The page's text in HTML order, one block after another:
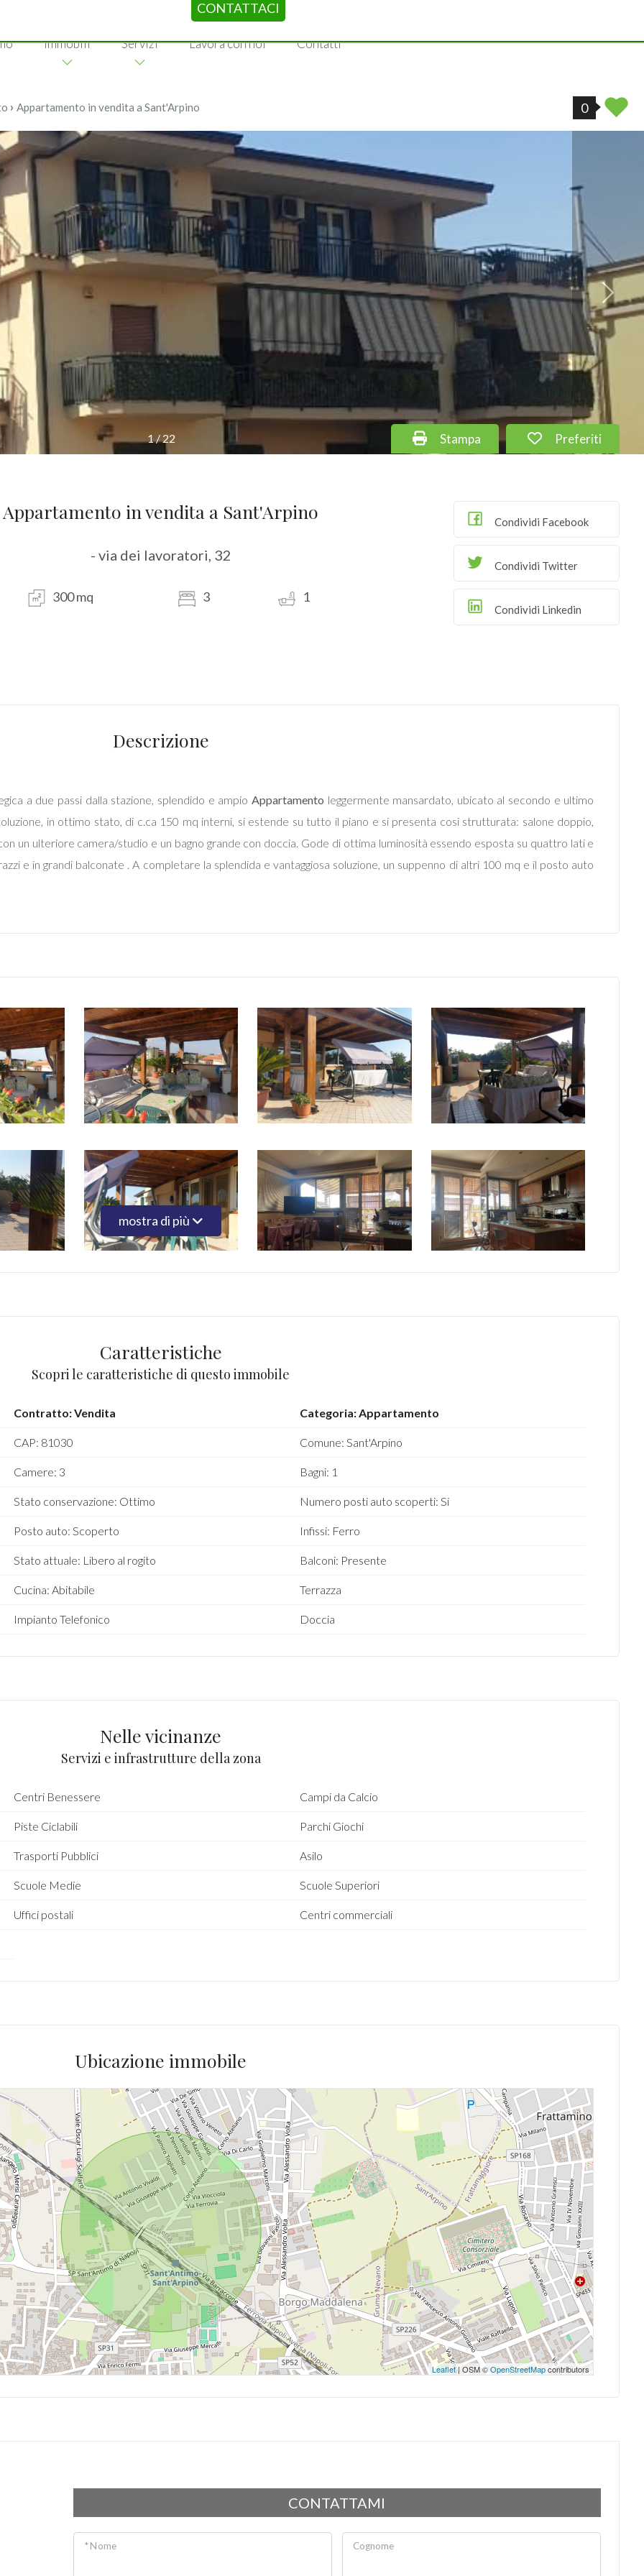
Immobili Servizi Lavora con noi Contatti
CONTATTACI
› Appartamento in vendita a Sant'Arpino 0
1/22
Appartamento in vendita a Sant'Arpino
- via dei lavoratori, 32
300 mq 3 1
Preferiti: Cod.
Preferiti
Stampa: Cod. 19
Stampa
Condividi Facebook
Condividi Twitter
Condividi Linkedin
Descrizione
a due passi dalla stazione, splendido e ampio Appartamento leggermente mansardato, ubicato al secondo e ultimo
in ottimo stato, di c.ca 150 mq interni, si estende su tutto il piano e si presenta cosi strutturata: salone doppio,
un ulteriore camera/studio e un bagno grande con doccia. Gode di ottima luminosità essendo esposta su quattro lati e
e in grandi balconate . A completare la splendida e vantaggiosa soluzione, un suppenno di altri 100 mq e il posto auto
mostra di più
Caratteristiche
Scopri le caratteristiche di questo immobile
Contratto: Vendita Categoria: Appartamento
CAP: 81030 Comune: Sant'Arpino
Camere: 3 Bagni: 1
Stato conservazione: Ottimo Numero posti auto scoperti: Si
Posto auto: Scoperto Infissi: Ferro
Stato attuale: Libero al rogito Balconi: Presente
Cucina: Abitabile Terrazza
Impianto Telefonico Doccia
Nelle vicinanze
Servizi e infrastrutture della zona
Centri Benessere Campi da Calcio
Piste Ciclabili Parchi Giochi
Trasporti Pubblici Asilo
Scuole Medie Scuole Superiori
Uffici postali Centri commerciali
Ubicazione immobile
Leaflet| OSM ©OpenStreetMapcontributors
CONTATTAMI
* Nome Cognome